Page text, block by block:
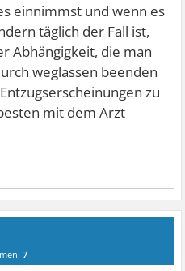
einnimmst und wenn es
täglich der Fall ist,
Abhängigkeit, die man
weglassen beenden
zu
mit dem Arzt
7